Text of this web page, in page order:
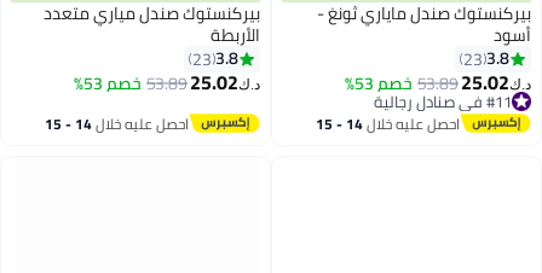
22
بيركنستوك صندل ماياري ثونغ -
أسود
3.8
23
د.ك‏25.02
53.89خصم 53%
#11 في صنادل رجالية
#11 في صنادل رجالية احصل عليه خلال 14 - 15
22
بيركنستوك صندل مياري متعدد
الأربطة
3.8
23
د.ك‏25.02
53.89خصم 53%
احصل عليه خلال 14 - 15